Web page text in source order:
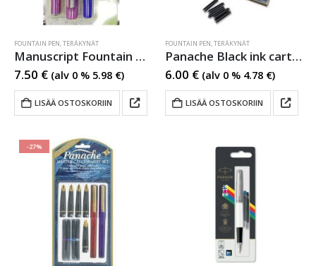
FOUNTAIN PEN,TERÄKYNÄT
Manuscript Fountain Pen Hand Lettering
7.50 € (alv 0 % 5.98 €)
LISÄÄ OSTOSKORIIN
FOUNTAIN PEN,TERÄKYNÄT
Panache Black ink cartridges 10
6.00 € (alv 0 % 4.78 €)
LISÄÄ OSTOSKORIIN
-27%